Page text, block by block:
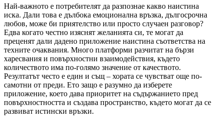
Най-важното е потребителят да разпознае какво наистина
иска. Дали това е дълбока емоционална връзка, дългосрочна
любов, може би приятелство или просто случаен разговор?
Едва когато честно изяснят желанията си, те могат да
преценят дали дадено приложение наистина съответства на
техните очаквания. Много платформи разчитат на бързи
харесвания и повърхностни взаимодействия, където
количеството има по-голямо значение от качеството.
Резултатът често е един и същ – хората се чувстват още по-
самотни от преди. Ето защо е разумно да изберете
приложение, което дава приоритет на съдържанието пред
повърхностността и създава пространство, където могат да се
развиват истински връзки.